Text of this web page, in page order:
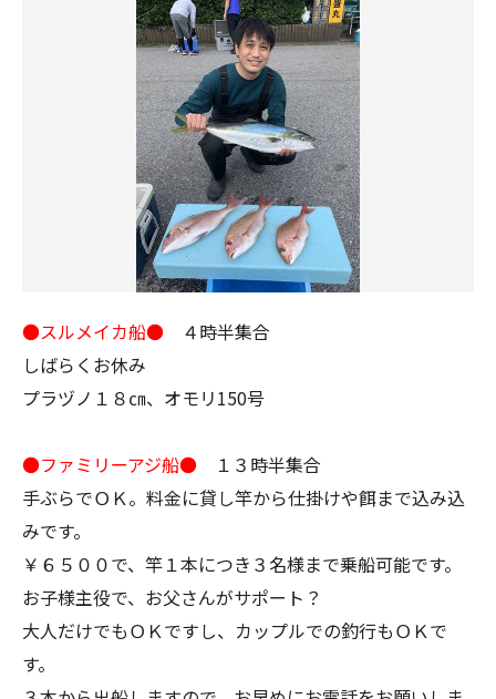
●スルメイカ船●
４時半集合
しばらくお休み
プラヅノ１８㎝、オモリ150号
●ファミリーアジ船● １３時半集合
手ぶらでＯＫ。料金に貸し竿から仕掛けや餌まで込み込
みです。
￥６５００で、竿１本につき３名様まで乗船可能です。
お子様主役で、お父さんがサポート？
大人だけでもＯＫですし、カップルでの釣行もＯＫで
す。